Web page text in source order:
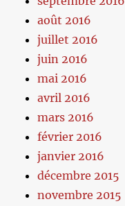
août 2016
juillet 2016
juin 2016
mai 2016
avril 2016
mars 2016
février 2016
janvier 2016
décembre 2015
novembre 2015